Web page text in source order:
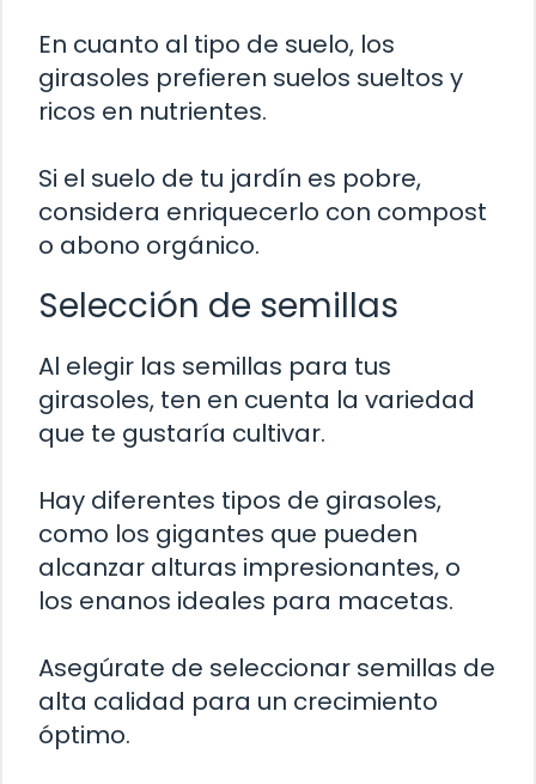
En cuanto al tipo de suelo, los
girasoles prefieren suelos sueltos y
ricos en nutrientes.
Si el suelo de tu jardín es pobre,
considera enriquecerlo con compost
o abono orgánico.
Selección de semillas
Al elegir las semillas para tus
girasoles, ten en cuenta la variedad
que te gustaría cultivar.
Hay diferentes tipos de girasoles,
como los gigantes que pueden
alcanzar alturas impresionantes, o
los enanos ideales para macetas.
Asegúrate de seleccionar semillas de
alta calidad para un crecimiento
óptimo.